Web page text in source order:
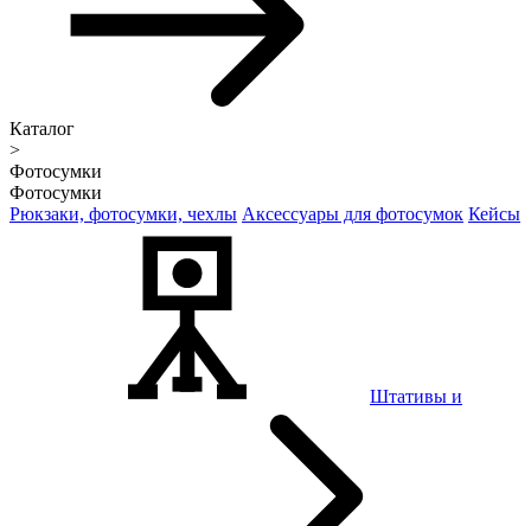
Каталог
>
Фотосумки
Фотосумки
Рюкзаки, фотосумки, чехлы Аксессуары для фотосумок Кейсы
Штативы и